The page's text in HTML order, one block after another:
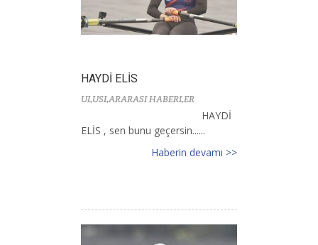
HAYDİ ELİS
ULUSLARARASI HABERLER
HAYDİ
ELİS , sen bunu geçersin......
Haberin devamı >>